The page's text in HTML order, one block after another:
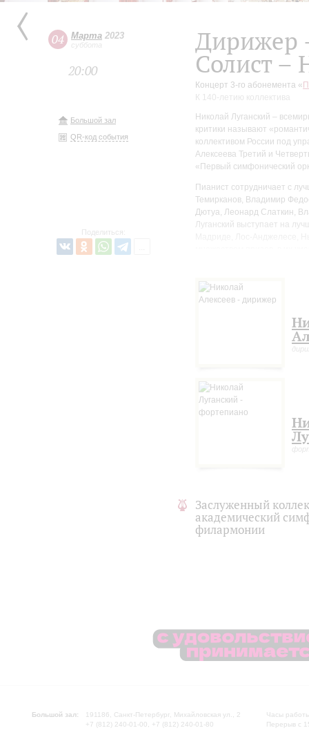
04 Марта 2023
суббота
20:00
Большой зал
QR-код события
Поделиться:
Дирижер
Солист –
Концерт 3-го абонемента «
К 140-летию коллектива
Николай Луганский –
критики называют
коллективом России под
Алексеева Третий и
«Первый симфонический
Пианист сотрудничает с
Темирканов, Владимир
Дютуа, Леонард Слаткин,
Луганский выступает на
Заслуженный
академический
филармонии
Большой зал:
191186, Санкт-Петербург, Михайловская ул., 2
+7 (812) 240-01-00, +7 (812) 240-01-80
Часы
Перерыв с